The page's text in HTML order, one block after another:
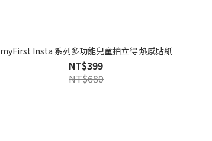
myFirst Insta 系列多功能兒童拍立得 熱感貼紙
NT$399
NT$680